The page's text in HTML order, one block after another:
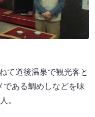
て道後温泉で観光客と
ある鯛めしなどを味
。